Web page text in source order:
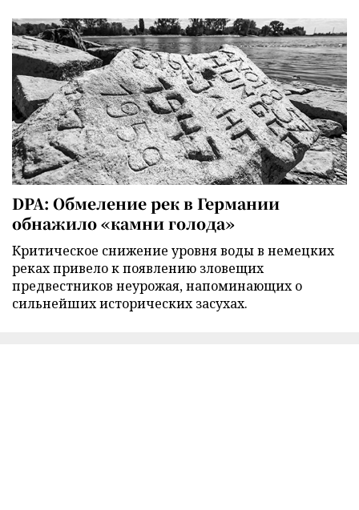
DPA: Обмеление рек в Германии
обнажило «камни голода»
Критическое снижение уровня воды в немецких
реках привело к появлению зловещих
предвестников неурожая, напоминающих о
сильнейших исторических засухах.